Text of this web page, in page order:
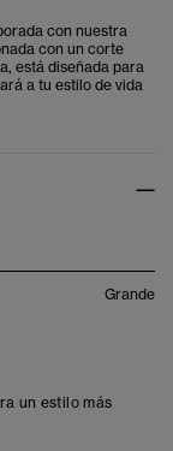
con nuestra
con un corte
está diseñada para
a tu estilo de vida
Grande
un estilo más